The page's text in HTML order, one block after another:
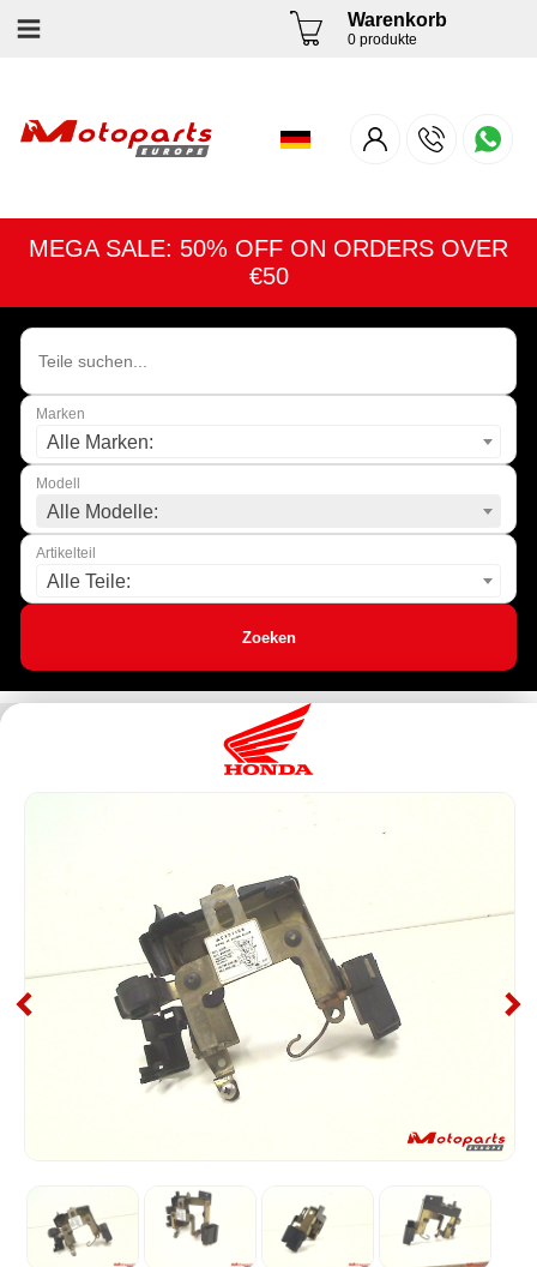
Warenkorb
0 produkte
MEGA SALE: 50% OFF ON ORDERS OVER
€50
Marken
Alle Marken:
Modell
Alle Modelle:
Artikelteil
Alle Teile:
Zoeken